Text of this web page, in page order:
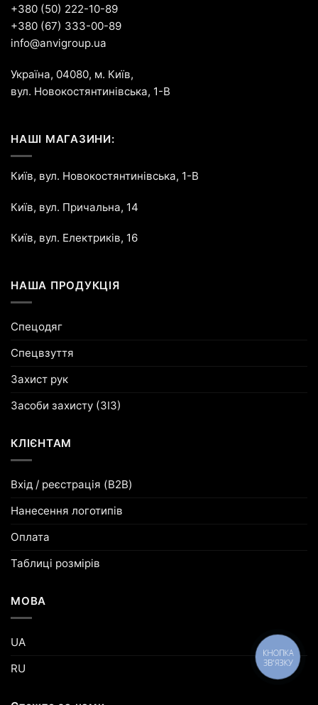
+380 (50) 222-10-89
+380 (67) 333-00-89
info@anvigroup.ua
Україна, 04080, м. Київ,
вул. Новокостянтинівська, 1-В
НАШІ МАГАЗИНИ:
Київ, вул. Новокостянтинівська, 1-В
Київ, вул. Причальна, 14
Київ, вул. Електриків, 16
НАША ПРОДУКЦІЯ
Спецодяг
Спецвзуття
Захист рук
Засоби захисту (ЗІЗ)
КЛІЄНТАМ
Вхід / реєстрація (B2B)
Нанесення логотипів
Оплата
Таблиці розмірів
МОВА
UA
RU
КНОПКА
ЗВ'ЯЗКУ